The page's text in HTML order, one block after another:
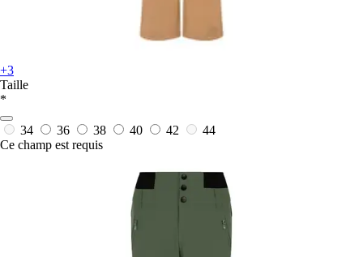
+3
Taille
*
34 36 38 40 42
44
Ce champ est requis